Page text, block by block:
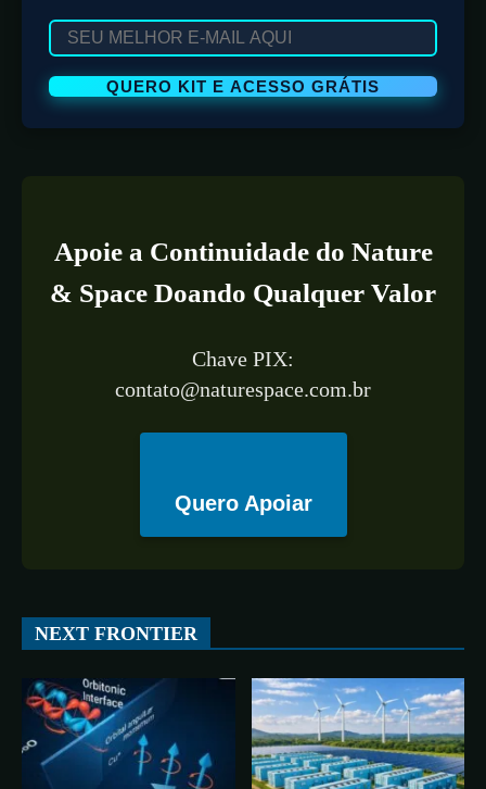
Apoie a Continuidade do Nature
& Space Doando Qualquer Valor
Chave PIX:
contato@naturespace.com.br
Quero Apoiar
NEXT FRONTIER